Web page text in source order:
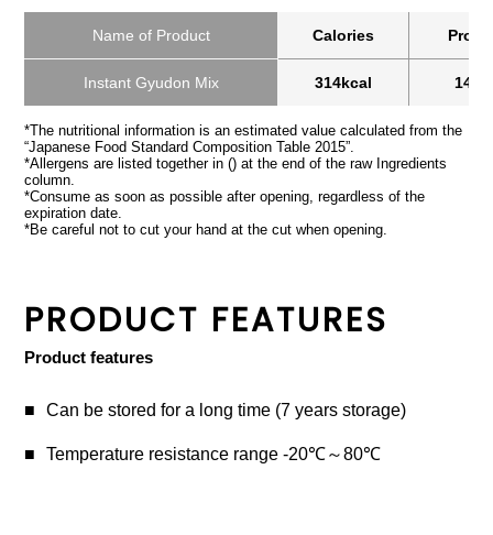
Name of Product Calories
Instant Gyudon Mix 314kcal
*The nutritional information is an estimated value calculated from the
“Japanese Food Standard Composition Table 2015”.
*Allergens are listed together in () at the end of the raw Ingredients
column.
*Consume as soon as possible after opening, regardless of the
expiration date.
*Be careful not to cut your hand at the cut when opening.
PRODUCT FEATURES
Product features
Can be stored for a long time (7 years storage)
Temperature resistance range -20℃～80℃